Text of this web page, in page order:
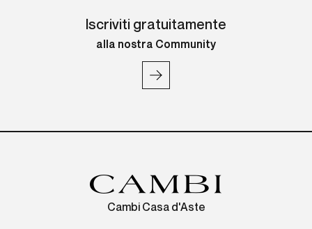
Iscriviti gratuitamente
alla nostra Community
Cambi Casa d'Aste